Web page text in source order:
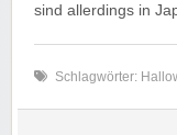
sind allerdings in
Schlagwörter: